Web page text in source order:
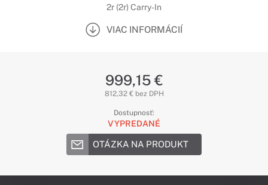
2r (2r) Carry-In
VIAC INFORMÁCIÍ
999,15 €
812,32 € bez DPH
Dostupnosť:
VYPREDANÉ
OTÁZKA NA PRODUKT